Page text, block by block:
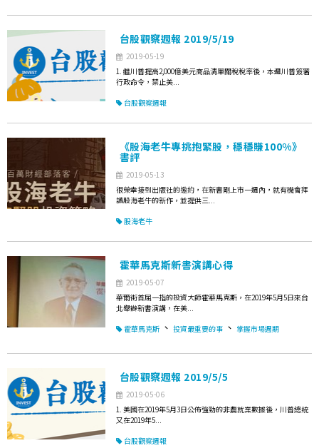
台股觀察週報 2019/5/19
2019-05-19
1. 繼川普提高2,000億美元商品清單關稅稅率後，本週川普簽署
行政命令，禁止美...
台股觀察週報
《股海老牛專挑抱緊股，穩穩賺100%》
書評
2019-05-13
很榮幸接到出版社的邀約，在新書剛上市一週內，就有機會拜
讀股海老牛的新作，並提供三...
股海老牛
霍華馬克斯新書演講心得
2019-05-07
華爾街首屈一指的投資大師霍華馬克斯，在2019年5月5日來台
北舉辦新書演講，在美...
霍華馬克斯 、 投資最重要的事 、 掌握市場週期
台股觀察週報 2019/5/5
2019-05-06
1. 美國在2019年5月3日公佈強勁的非農就業數據後，川普總統
又在2019年5...
台股觀察週報